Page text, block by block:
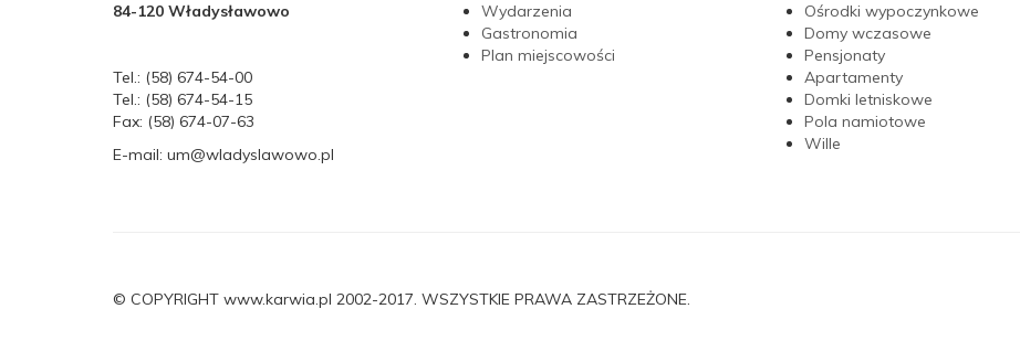
84-120 Władysławowo
Tel.: (58) 674-54-00
Tel.: (58) 674-54-15
Fax: (58) 674-07-63
E-mail: um@wladyslawowo.pl
Wydarzenia
Gastronomia
Plan miejscowości
Ośrodki wypoczynkowe
Domy wczasowe
Pensjonaty
Apartamenty
Domki letniskowe
Pola namiotowe
Wille
© COPYRIGHT www.karwia.pl 2002-2017. WSZYSTKIE PRAWA ZASTRZEŻONE.